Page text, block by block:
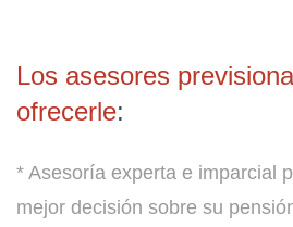
Los asesores
ofrecerle:
* Asesoría experta e imparcial
mejor decisión sobre su